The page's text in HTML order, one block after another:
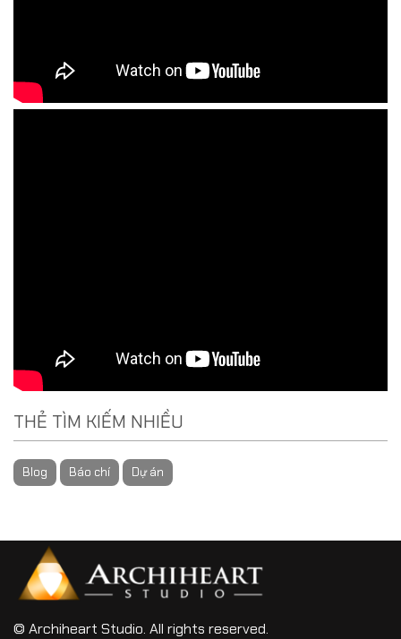
THẺ TÌM KIẾM NHIỀU
Blog Báo chí Dự án
© Archiheart Studio. All rights reserved.